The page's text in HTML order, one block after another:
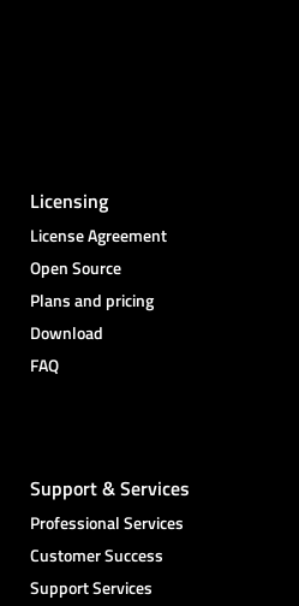
Licensing
License Agreement
Open Source
Plans and pricing
Download
FAQ
Support & Services
Professional Services
Customer Success
Support Services